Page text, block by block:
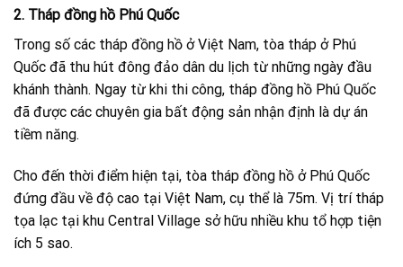
2. Tháp đồng hồ Phú Quốc
Trong số các tháp đồng hồ ở Việt Nam, tòa tháp ở Phú
Quốc đã thu hút đông đảo dân du lịch từ những ngày đầu
khánh thành. Ngay từ khi thi công, tháp đồng hồ Phú Quốc
đã được các chuyên gia bất động sản nhận định là dự án
tiềm năng.
Cho đến thời điểm hiện tại, tòa tháp đồng hồ ở Phú Quốc
đứng đầu về độ cao tại Việt Nam, cụ thể là 75m. Vị trí tháp
tọa lạc tại khu Central Village sở hữu nhiều khu tổ hợp tiện
ích 5 sao.